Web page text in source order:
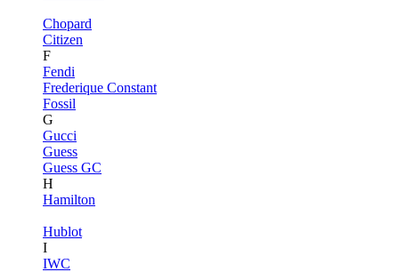
Chopard
Citizen
F
Fendi
Frederique Constant
Fossil
G
Gucci
Guess
Guess GC
H
Hamilton
Hublot
I
IWC